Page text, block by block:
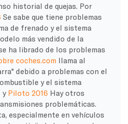
historial de quejas. Por
Se sabe que tiene problemas
de frenado y el sistema
más vendido de la
ha librado de los problemas
coches.com llama al
debido a problemas con el
y el sistema
y Piloto 2016 Hay otros
problemáticas.
especialmente en vehículos